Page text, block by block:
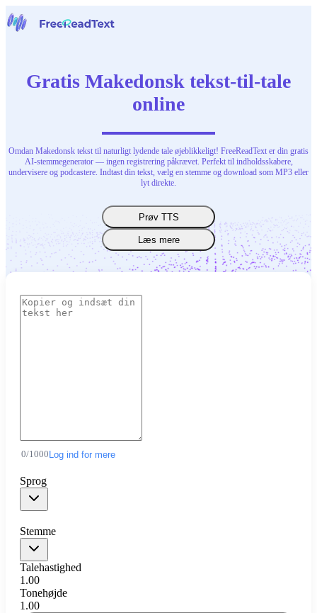
Værktøjer
Dansk
Gratis Makedonsk tekst-til-tale
online
Omdan Makedonsk tekst til naturligt lydende tale øjeblikkeligt! FreeReadText er din gratis
AI-stemmegenerator — ingen registrering påkrævet. Perfekt til indholdsskabere,
undervisere og podcastere. Indtast din tekst, vælg en stemme og download som MP3 eller
lyt direkte.
Prøv TTS
Læs mere
0/1000 Log ind for mere
Sprog
Stemme
Talehastighed
1.00
Tonehøjde
1.00